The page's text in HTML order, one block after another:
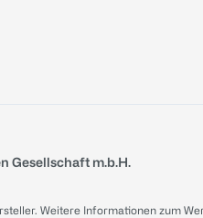
Gesellschaft m.b.H.
Weitere Informationen zum